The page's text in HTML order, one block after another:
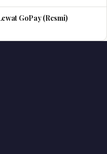
GoPay (Resmi)